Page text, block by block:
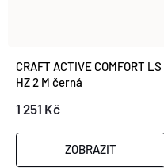
CRAFT ACTIVE COMFORT LS
HZ 2 M černá
1 251 Kč
ZOBRAZIT